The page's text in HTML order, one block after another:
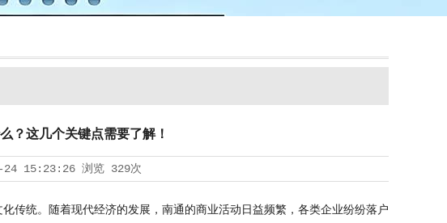
？这几个关键点需要了解！
24 15:23:26 浏览 329次
统。随着现代经济的发展，南通的商业活动日益频繁，各类企业纷纷落户